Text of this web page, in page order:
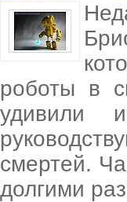
роботы в
удивили
смертей.
долгими